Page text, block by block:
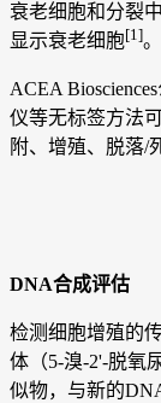
衰老细胞和分裂
显示衰老细胞[1]。
ACEA
仪等无标签方法
附、增殖、脱落/
DNA合成评估
检测细胞增殖的
体（5-溴-2'-脱氧
似物，与新的